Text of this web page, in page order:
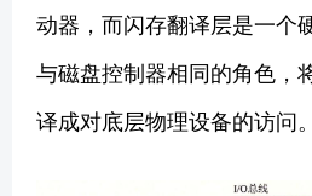
动器，而闪存翻译层是一个
与磁盘控制器相同的角色，
译成对底层物理设备的访问。